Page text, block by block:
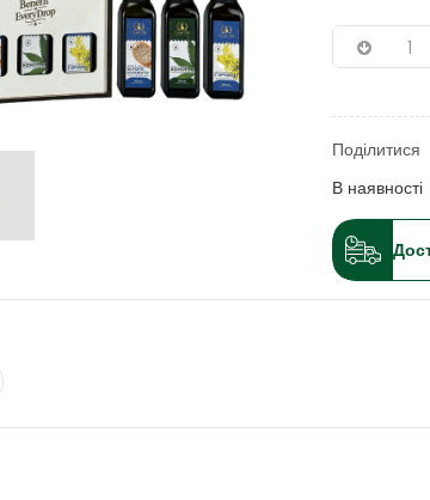
Поділитися
В наявності